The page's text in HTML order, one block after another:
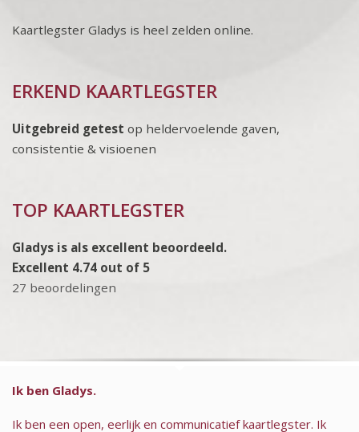
Kaartlegster Gladys is heel zelden online.
ERKEND KAARTLEGSTER
Uitgebreid getest op heldervoelende gaven,
consistentie & visioenen
TOP KAARTLEGSTER
Gladys is als excellent beoordeeld.
Excellent 4.74 out of 5
27 beoordelingen
Ik ben Gladys.
Ik ben een open, eerlijk en communicatief kaartlegster. Ik